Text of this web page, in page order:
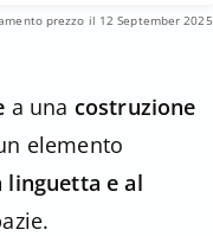
prezzo il 12 September 2025
a una costruzione
elemento
linguetta e al